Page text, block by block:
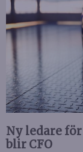
Ny ledare
blir CFO